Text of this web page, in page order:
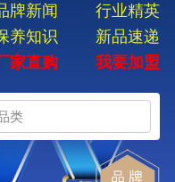
牌新闻
行业精英
养知识
新品速递
家直购 我要加盟